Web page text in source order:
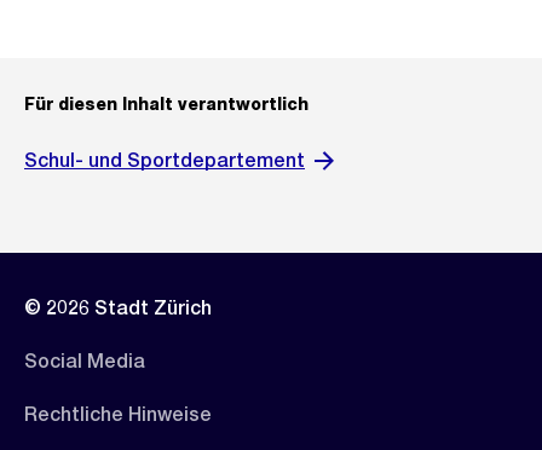
Für diesen Inhalt verantwortlich
Schul- und Sportdepartement
© 2026 Stadt Zürich
Social Media
Rechtliche Hinweise